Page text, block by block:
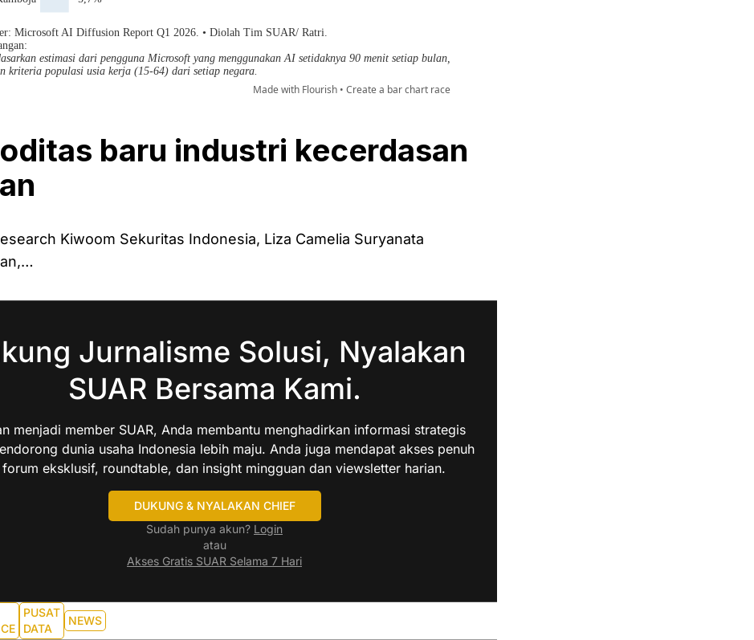
baru industri kecerdasan
Kiwoom Sekuritas Indonesia, Liza Camelia Suryanata
Jurnalisme Solusi, Nyalakan
SUAR Bersama Kami.
menjadi member SUAR, Anda membantu menghadirkan informasi strategis
dunia usaha Indonesia lebih maju. Anda juga mendapat akses penuh
forum eksklusif, roundtable, dan insight mingguan dan viewsletter harian.
DUKUNG & NYALAKAN CHIEF
Sudah punya akun? Login
atau
Akses Gratis SUAR Selama 7 Hari
PUSAT
DATA
NEWS